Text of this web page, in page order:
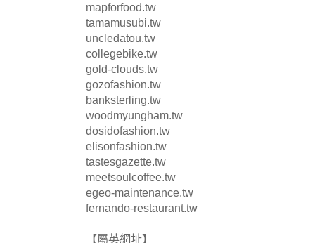
mapforfood.tw
tamamusubi.tw
uncledatou.tw
collegebike.tw
gold-clouds.tw
gozofashion.tw
banksterling.tw
woodmyungham.tw
dosidofashion.tw
elisonfashion.tw
tastesgazette.tw
meetsoulcoffee.tw
egeo-maintenance.tw
fernando-restaurant.tw
【屬英網址】